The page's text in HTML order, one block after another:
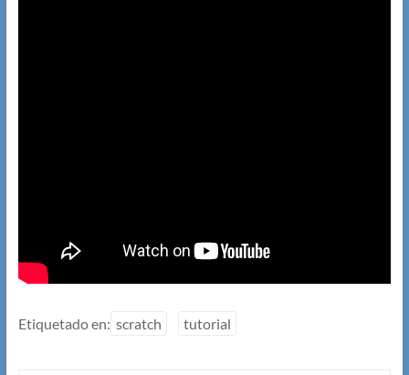
Etiquetado en: scratch tutorial